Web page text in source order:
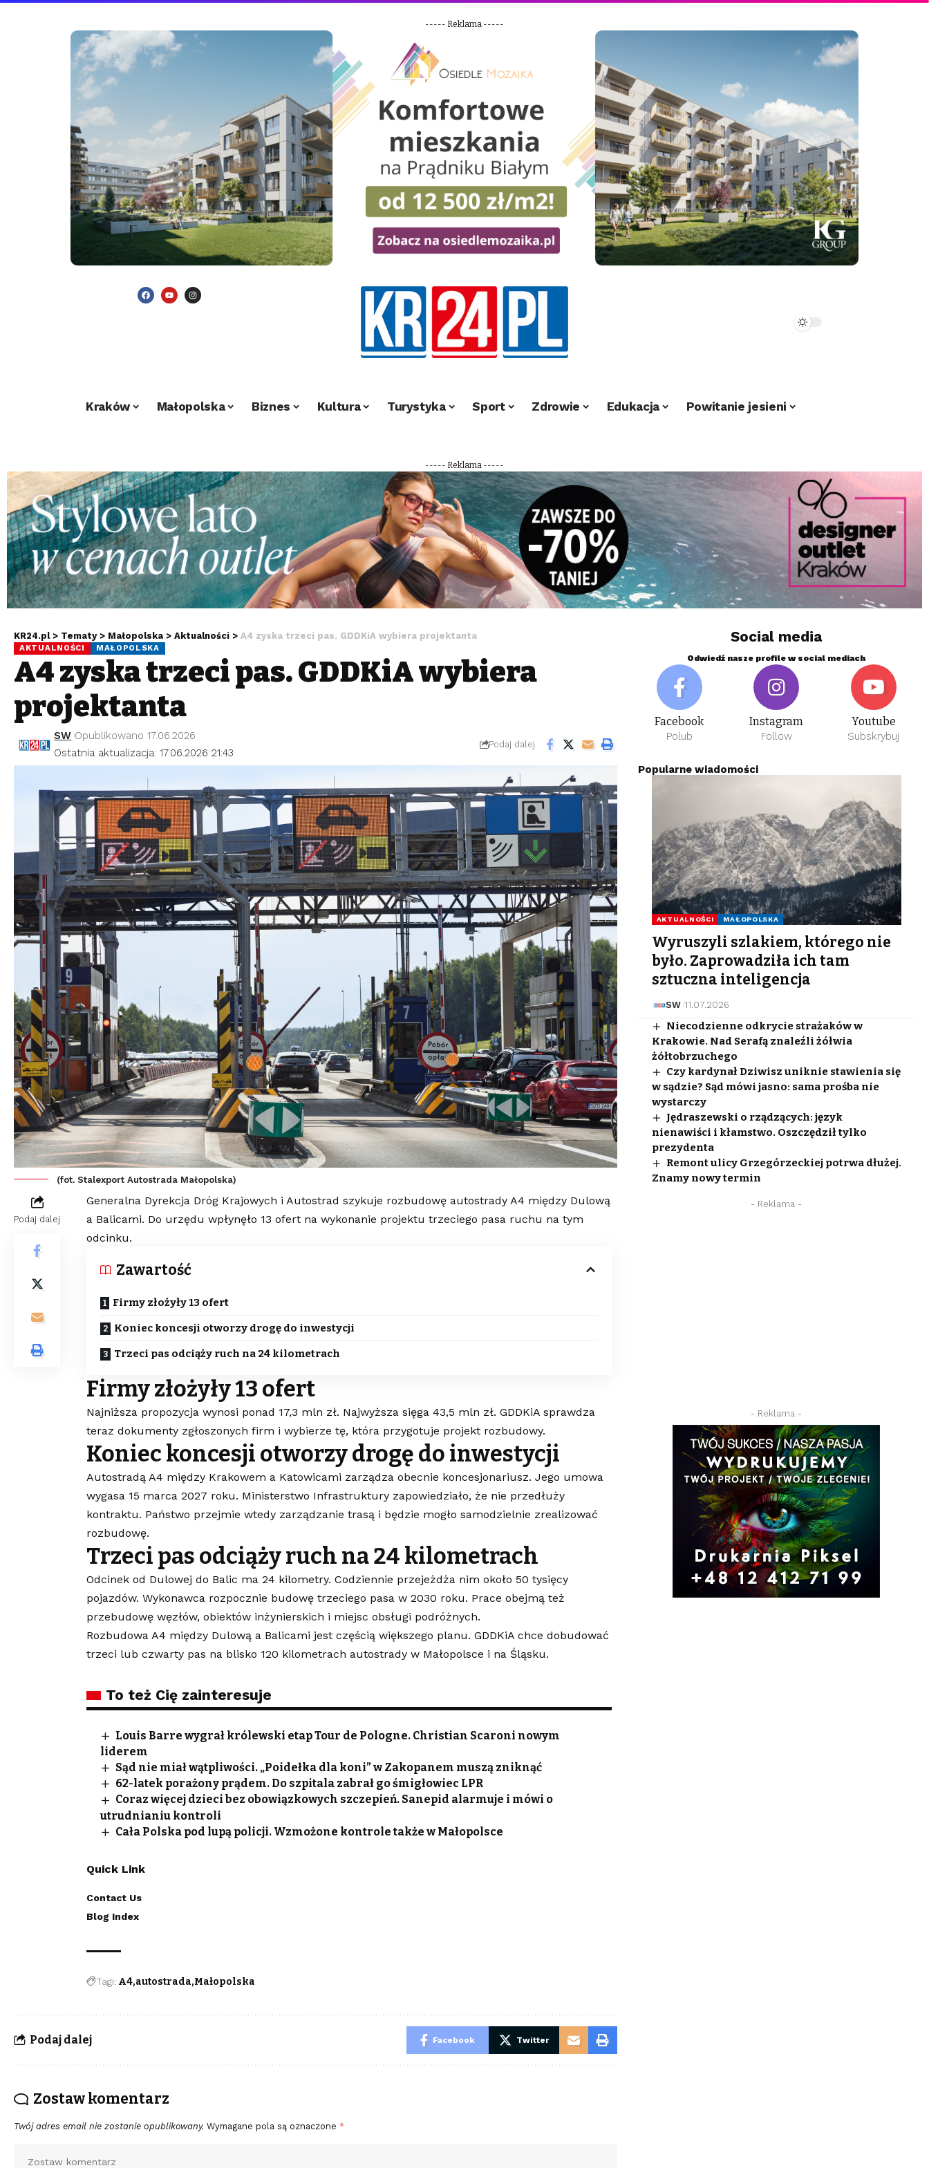
----- Reklama -----
Kraków Małopolska Biznes Kultura Turystyka Sport Zdrowie Edukacja Powitanie jesieni
----- Reklama -----
KR24.pl> Tematy> Małopolska > Aktualności > A4 zyska trzeci pas. GDDKiA wybiera projektanta
AKTUALNOŚCI MAŁOPOLSKA
A4 zyska trzeci pas. GDDKiA wybiera
projektanta
Ostatnia aktualizacja: 17.06.2026 21:43
SW Opublikowano 17.06.2026
Podaj dalej
(fot. Stalexport Autostrada Małopolska)
Podaj dalej
Generalna Dyrekcja Dróg Krajowych i Autostrad szykuje rozbudowę autostrady A4 między Dulową
a Balicami. Do urzędu wpłynęło 13 ofert na wykonanie projektu trzeciego pasa ruchu na tym
odcinku.
Zawartość
Firmy złożyły 13 ofert
Koniec koncesji otworzy drogę do inwestycji
Trzeci pas odciąży ruch na 24 kilometrach
Firmy złożyły 13 ofert
Najniższa propozycja wynosi ponad 17,3 mln zł. Najwyższa sięga 43,5 mln zł. GDDKiA sprawdza
teraz dokumenty zgłoszonych firm i wybierze tę, która przygotuje projekt rozbudowy.
Koniec koncesji otworzy drogę do inwestycji
Autostradą A4 między Krakowem a Katowicami zarządza obecnie koncesjonariusz. Jego umowa
wygasa 15 marca 2027 roku. Ministerstwo Infrastruktury zapowiedziało, że nie przedłuży
kontraktu. Państwo przejmie wtedy zarządzanie trasą i będzie mogło samodzielnie zrealizować
rozbudowę.
Trzeci pas odciąży ruch na 24 kilometrach
Odcinek od Dulowej do Balic ma 24 kilometry. Codziennie przejeżdża nim około 50 tysięcy
pojazdów. Wykonawca rozpocznie budowę trzeciego pasa w 2030 roku. Prace obejmą też
przebudowę węzłów, obiektów inżynierskich i miejsc obsługi podróżnych.
Rozbudowa A4 między Dulową a Balicami jest częścią większego planu. GDDKiA chce dobudować
trzeci lub czwarty pas na blisko 120 kilometrach autostrady w Małopolsce i na Śląsku.
To też Cię zainteresuje
Louis Barre wygrał królewski etap Tour de Pologne. Christian Scaroni nowym
liderem
Sąd nie miał wątpliwości. „Poidełka dla koni” w Zakopanem muszą zniknąć
62-latek porażony prądem. Do szpitala zabrał go śmigłowiec LPR
Coraz więcej dzieci bez obowiązkowych szczepień. Sanepid alarmuje i mówi o
utrudnianiu kontroli
Cała Polska pod lupą policji. Wzmożone kontrole także w Małopolsce
Quick Link
Contact Us
Blog Index
Tagi: A4 autostrada Małopolska
Podaj dalej Facebook Twitter
Zostaw komentarz
Twój adres email nie zostanie opublikowany. Wymagane pola są oznaczone *
Social media
Odwiedź nasze profile w social mediach
Facebook
Polub
Instagram
Follow
Youtube
Subskrybuj
Popularne wiadomości
AKTUALNOŚCI MAŁOPOLSKA
Wyruszyli szlakiem, którego nie
było. Zaprowadziła ich tam
sztuczna inteligencja
SW 11.07.2026
Niecodzienne odkrycie strażaków w
Krakowie. Nad Serafą znaleźli żółwia
żółtobrzuchego
Czy kardynał Dziwisz uniknie stawienia się
w sądzie? Sąd mówi jasno: sama prośba nie
wystarczy
Jędraszewski o rządzących: język
nienawiści i kłamstwo. Oszczędził tylko
prezydenta
Remont ulicy Grzegórzeckiej potrwa dłużej.
Znamy nowy termin
- Reklama -
- Reklama -